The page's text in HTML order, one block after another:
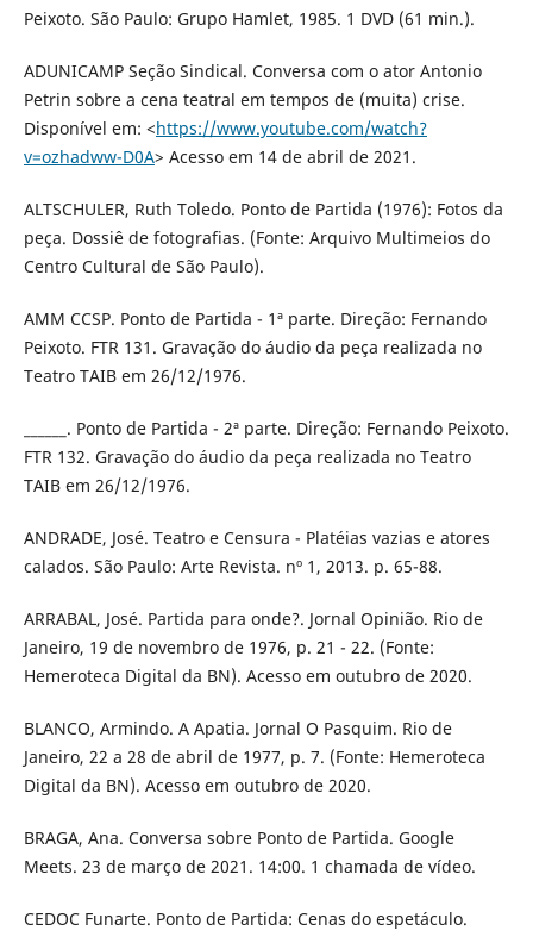
Peixoto. São Paulo: Grupo Hamlet, 1985. 1 DVD (61 min.).
ADUNICAMP Seção Sindical. Conversa com o ator Antonio
Petrin sobre a cena teatral em tempos de (muita) crise.
Disponível em: <https://www.youtube.com/watch?
v=ozhadww-D0A> Acesso em 14 de abril de 2021.
ALTSCHULER, Ruth Toledo. Ponto de Partida (1976): Fotos da
peça. Dossiê de fotografias. (Fonte: Arquivo Multimeios do
Centro Cultural de São Paulo).
AMM CCSP. Ponto de Partida - 1ª parte. Direção: Fernando
Peixoto. FTR 131. Gravação do áudio da peça realizada no
Teatro TAIB em 26/12/1976.
______. Ponto de Partida - 2ª parte. Direção: Fernando Peixoto.
FTR 132. Gravação do áudio da peça realizada no Teatro
TAIB em 26/12/1976.
ANDRADE, José. Teatro e Censura - Platéias vazias e atores
calados. São Paulo: Arte Revista. nº 1, 2013. p. 65-88.
ARRABAL, José. Partida para onde?. Jornal Opinião. Rio de
Janeiro, 19 de novembro de 1976, p. 21 - 22. (Fonte:
Hemeroteca Digital da BN). Acesso em outubro de 2020.
BLANCO, Armindo. A Apatia. Jornal O Pasquim. Rio de
Janeiro, 22 a 28 de abril de 1977, p. 7. (Fonte: Hemeroteca
Digital da BN). Acesso em outubro de 2020.
BRAGA, Ana. Conversa sobre Ponto de Partida. Google
Meets. 23 de março de 2021. 14:00. 1 chamada de vídeo.
CEDOC Funarte. Ponto de Partida: Cenas do espetáculo.